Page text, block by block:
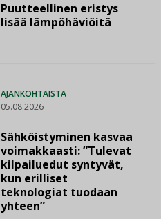
Puutteellinen eristys
lisää lämpöhäviöitä
AJANKOHTAISTA
05.08.2026
Sähköistyminen kasvaa
voimakkaasti: ”Tulevat
kilpailuedut syntyvät,
kun erilliset
teknologiat tuodaan
yhteen”